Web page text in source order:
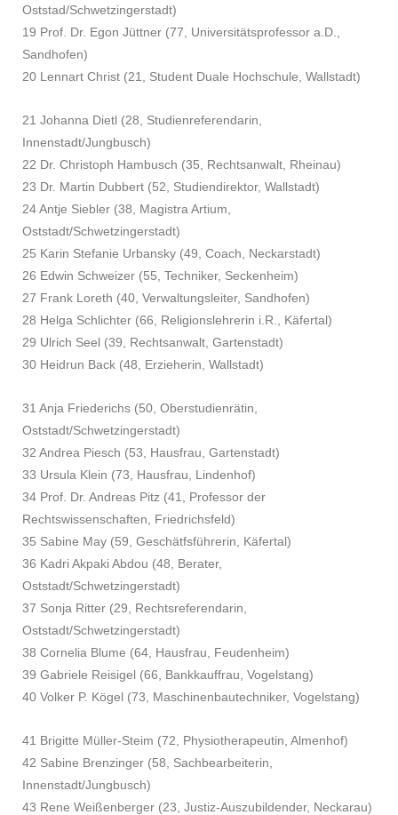
Oststad/Schwetzingerstadt)
19 Prof. Dr. Egon Jüttner (77, Universitätsprofessor a.D.,
Sandhofen)
20 Lennart Christ (21, Student Duale Hochschule, Wallstadt)
21 Johanna Dietl (28, Studienreferendarin,
Innenstadt/Jungbusch)
22 Dr. Christoph Hambusch (35, Rechtsanwalt, Rheinau)
23 Dr. Martin Dubbert (52, Studiendirektor, Wallstadt)
24 Antje Siebler (38, Magistra Artium,
Oststadt/Schwetzingerstadt)
25 Karin Stefanie Urbansky (49, Coach, Neckarstadt)
26 Edwin Schweizer (55, Techniker, Seckenheim)
27 Frank Loreth (40, Verwaltungsleiter, Sandhofen)
28 Helga Schlichter (66, Religionslehrerin i.R., Käfertal)
29 Ulrich Seel (39, Rechtsanwalt, Gartenstadt)
30 Heidrun Back (48, Erzieherin, Wallstadt)
31 Anja Friederichs (50, Oberstudienrätin,
Oststadt/Schwetzingerstadt)
32 Andrea Piesch (53, Hausfrau, Gartenstadt)
33 Ursula Klein (73, Hausfrau, Lindenhof)
34 Prof. Dr. Andreas Pitz (41, Professor der
Rechtswissenschaften, Friedrichsfeld)
35 Sabine May (59, Geschätfsführerin, Käfertal)
36 Kadri Akpaki Abdou (48, Berater,
Oststadt/Schwetzingerstadt)
37 Sonja Ritter (29, Rechtsreferendarin,
Oststadt/Schwetzingerstadt)
38 Cornelia Blume (64, Hausfrau, Feudenheim)
39 Gabriele Reisigel (66, Bankkauffrau, Vogelstang)
40 Volker P. Kögel (73, Maschinenbautechniker, Vogelstang)
41 Brigitte Müller-Steim (72, Physiotherapeutin, Almenhof)
42 Sabine Brenzinger (58, Sachbearbeiterin,
Innenstadt/Jungbusch)
43 Rene Weißenberger (23, Justiz-Auszubildender, Neckarau)